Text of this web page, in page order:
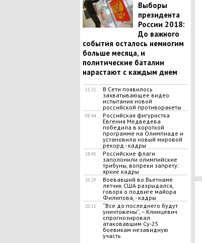
Выборы
президента
России 2018:
До важного
события осталось немногим
больше месяца, и
политические баталии
нарастают с каждым днем
11:21
В Сети появилось
захватывающее видео
испытания новой
российской противоракеты
08:44
Российская фигуристка
Евгения Медведева
победила в короткой
программе на Олимпиаде и
установила новый мировой
рекорд - кадры
18:45
Российские флаги
заполонили олимпийские
трибуны, вопреки запрету:
яркие кадры
10:29
Воевавший во Вьетнаме
летчик США разрыдался,
говоря о подвиге майора
Филипова, - кадры
20:11
“Все до последнего будут
уничтожены”, – Клинцевич
спрогнозировал
атаковавшим Су-25
боевикам незавидную
участь